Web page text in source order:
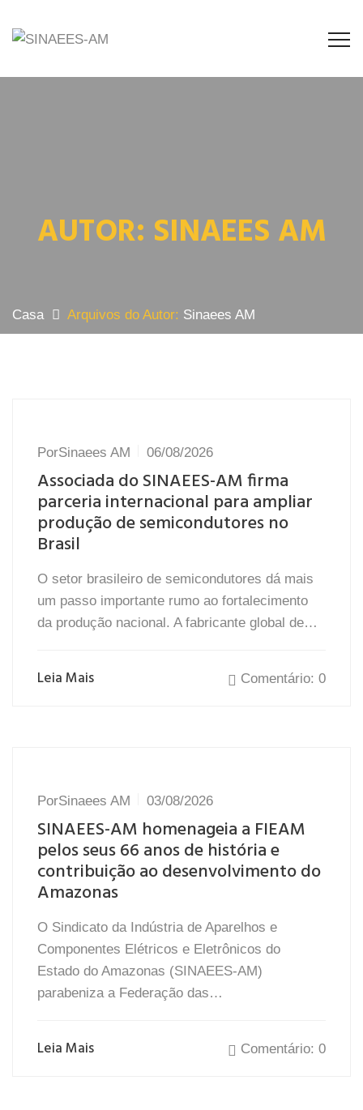
AUTOR: SINAEES AM
Casa Arquivos do Autor: Sinaees AM
PorSinaees AM 06/08/2026
Associada do SINAEES-AM firma
parceria internacional para ampliar
produção de semicondutores no
Brasil
O setor brasileiro de semicondutores dá mais
um passo importante rumo ao fortalecimento
da produção nacional. A fabricante global de…
Leia Mais Comentário: 0
PorSinaees AM 03/08/2026
SINAEES-AM homenageia a FIEAM
pelos seus 66 anos de história e
contribuição ao desenvolvimento do
Amazonas
O Sindicato da Indústria de Aparelhos e
Componentes Elétricos e Eletrônicos do
Estado do Amazonas (SINAEES-AM)
parabeniza a Federação das…
Leia Mais Comentário: 0